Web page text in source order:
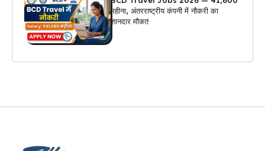
महीना, अंतरराष्ट्रीय कंपनी में नौकरी का
शानदार मौका!